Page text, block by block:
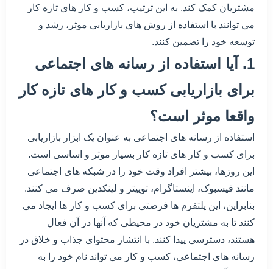
مشتریان کمک کند. به این ترتیب، کسب و کار های تازه کار
می توانند با استفاده از روش های بازاریابی موثر، رشد و
توسعه خود را تضمین کنند.
1. آیا استفاده از رسانه های اجتماعی
برای بازاریابی کسب و کار های تازه کار
واقعا موثر است؟
استفاده از رسانه های اجتماعی به عنوان یک ابزار بازاریابی
برای کسب و کار های تازه کار بسیار موثر و اساسی است.
این روزها، بیشتر افراد وقت خود را در شبکه های اجتماعی
مانند فیسبوک، اینستاگرام، توییتر و لینکدین صرف می کنند.
بنابراین، این پلتفرم ها فرصتی برای کسب و کار ها ایجاد می
کنند تا به مشتریان خود در محیطی که آنها در آن فعال
هستند، دسترسی پیدا کنند. با انتشار محتوای جذاب و خلاق در
رسانه های اجتماعی، کسب و کار می تواند نام خود را به